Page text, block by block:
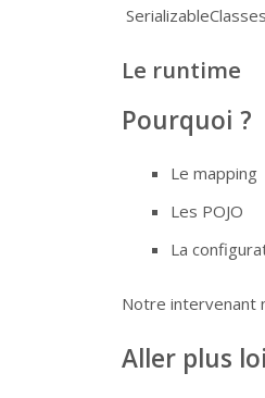
Le runtime
Pourquoi ?
Le mapping
Les POJO
La
Notre intervenant
Aller plus